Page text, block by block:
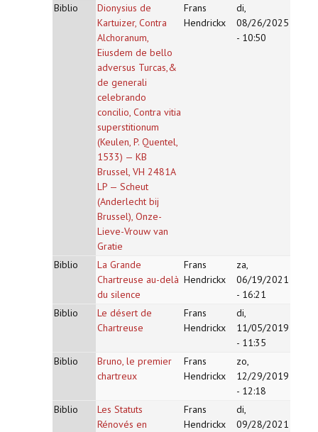
Biblio
Dionysius de
Kartuizer, Contra
Alchoranum,
Eiusdem de bello
adversus Turcas,&
de generali
celebrando
concilio, Contra vitia
superstitionum
(Keulen, P. Quentel,
1533) — KB
Brussel, VH 2481A
LP — Scheut
(Anderlecht bij
Brussel), Onze-
Lieve-Vrouw van
Gratie
Frans
Hendrickx
di,
08/26/2025
- 10:50
Biblio
La Grande
Chartreuse au-delà
du silence
Frans
Hendrickx
za,
06/19/2021
- 16:21
Biblio
Le désert de
Chartreuse
Frans
Hendrickx
di,
11/05/2019
- 11:35
Biblio
Bruno, le premier
chartreux
Frans
Hendrickx
zo,
12/29/2019
- 12:18
Biblio
Les Statuts
Rénovés en
Frans
Hendrickx
di,
09/28/2021